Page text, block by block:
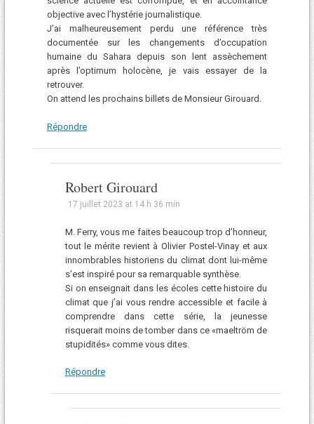
objective avec l’hystérie journalistique.
J’ai malheureusement perdu une référence très
documentée sur les changements d’occupation
humaine du Sahara depuis son lent assèchement
après l’optimum holocène, je vais essayer de la
retrouver.
On attend les prochains billets de Monsieur Girouard.
Répondre
Robert Girouard
17 juillet 2023 at 14 h 36 min
M. Ferry, vous me faites beaucoup trop d’honneur,
tout le mérite revient à Olivier Postel-Vinay et aux
innombrables historiens du climat dont lui-même
s’est inspiré pour sa remarquable synthèse.
Si on enseignait dans les écoles cette histoire du
climat que j’ai vous rendre accessible et facile à
comprendre dans cette série, la jeunesse
risquerait moins de tomber dans ce «maeltröm de
stupidités» comme vous dites.
Répondre